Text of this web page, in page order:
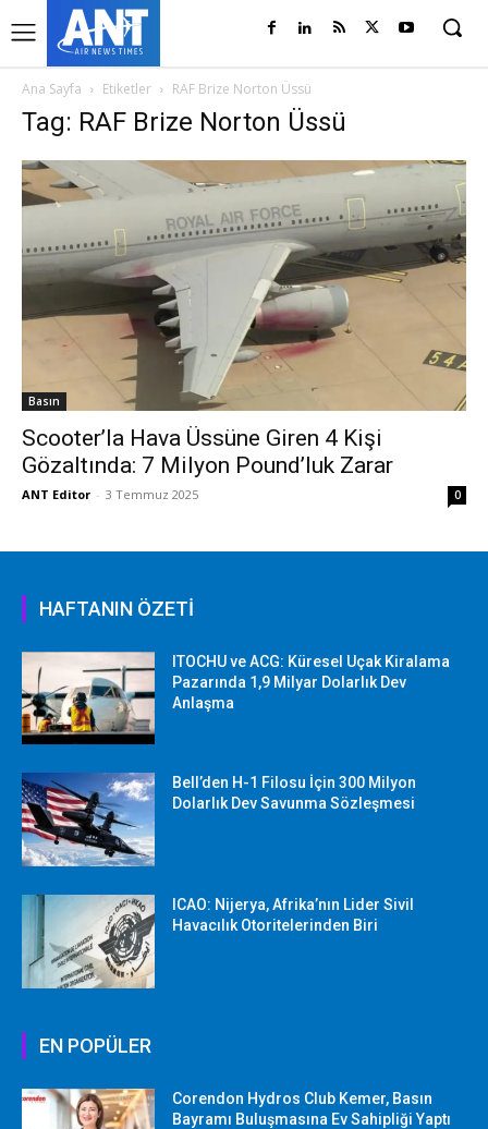
Ana Sayfa Etiketler RAF Brize Norton Üssü
Tag: RAF Brize Norton Üssü
Basın
Scooter’la Hava Üssüne Giren 4 Kişi
Gözaltında: 7 Milyon Pound’luk Zarar
ANT Editor - 3 Temmuz 2025 0
HAFTANIN ÖZETİ
ITOCHU ve ACG: Küresel Uçak Kiralama
Pazarında 1,9 Milyar Dolarlık Dev
Anlaşma
Bell’den H-1 Filosu İçin 300 Milyon
Dolarlık Dev Savunma Sözleşmesi
ICAO: Nijerya, Afrika’nın Lider Sivil
Havacılık Otoritelerinden Biri
EN POPÜLER
Corendon Hydros Club Kemer, Basın
Bayramı Buluşmasına Ev Sahipliği Yaptı